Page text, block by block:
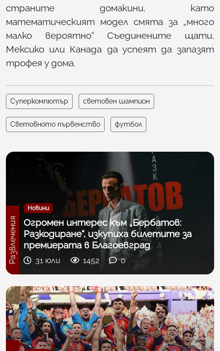
страните домакини, като
математическият модел смята за „много
малко вероятно“ Съединените щати,
Мексико или Канада да успеят да запазят
трофея у дома.
Суперкомпютър световен шампион
Световното първенство футбол
Новини
Развлечения
Огромен интерес към „Бербатов:
Разкодиране“, изкупиха билетите за
премиерата в Благоевград
31 юли 1452 0